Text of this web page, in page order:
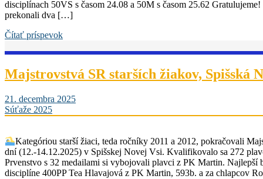
disciplínach 50VS s časom 24.08 a 50M s časom 25.62
prekonali dva […]
Čítať príspevok
Majstrovstvá SR starších žiakov, Spišská
21. decembra 2025
Súťaže 2025
Kategóriou starší žiaci, teda ročníky 2011 a 2012, pokračovali
dní (12.-14.12.2025) v Spišskej Novej Vsi. Kvalifikovalo sa 272
Prvenstvo s 32 medailami si vybojovali plavci z PK Martin. Najlepší
disciplíne 400PP Tea Hlavajová z PK Martin, 593b. a za chlapcov